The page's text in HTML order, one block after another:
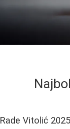
Rade Vitolić